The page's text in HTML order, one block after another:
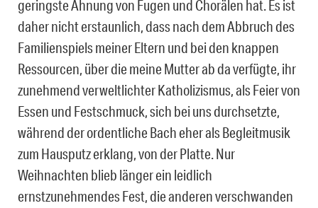
geringste Ahnung von Fugen und Chorälen hat. Es ist
daher nicht erstaunlich, dass nach dem Abbruch des
Familienspiels meiner Eltern und bei den knappen
Ressourcen, über die meine Mutter ab da verfügte, ihr
zunehmend verweltlichter Katholizismus, als Feier von
Essen und Festschmuck, sich bei uns durchsetzte,
während der ordentliche Bach eher als Begleitmusik
zum Hausputz erklang, von der Platte. Nur
Weihnachten blieb länger ein leidlich
ernstzunehmendes Fest, die anderen verschwanden